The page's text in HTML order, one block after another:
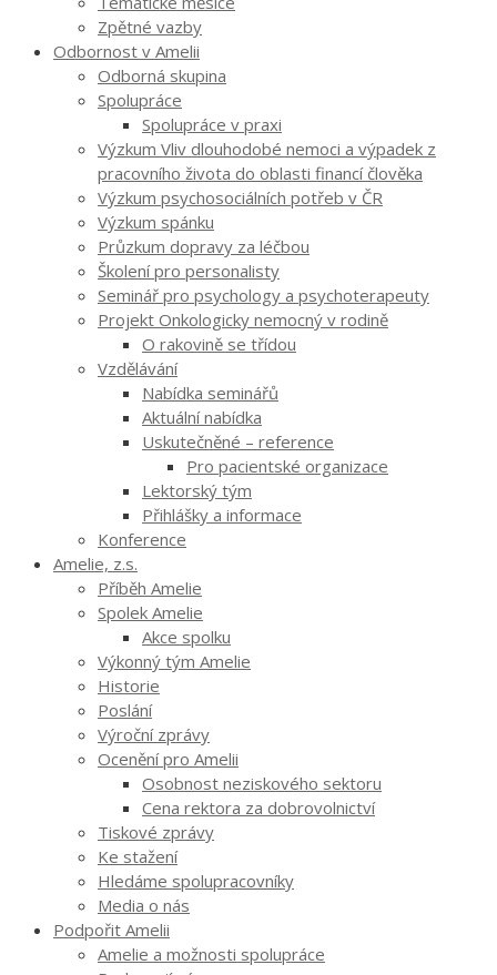
Zpětné vazby
Odbornost v Amelii
Odborná skupina
Spolupráce
Spolupráce v praxi
Výzkum Vliv dlouhodobé nemoci a výpadek z
pracovního života do oblasti financí člověka
Výzkum psychosociálních potřeb v ČR
Výzkum spánku
Průzkum dopravy za léčbou
Školení pro personalisty
Seminář pro psychology a psychoterapeuty
Projekt Onkologicky nemocný v rodině
O rakovině se třídou
Vzdělávání
Nabídka seminářů
Aktuální nabídka
Uskutečněné – reference
Pro pacientské organizace
Lektorský tým
Přihlášky a informace
Konference
Amelie, z.s.
Příběh Amelie
Spolek Amelie
Akce spolku
Výkonný tým Amelie
Historie
Poslání
Výroční zprávy
Ocenění pro Amelii
Osobnost neziskového sektoru
Cena rektora za dobrovolnictví
Tiskové zprávy
Ke stažení
Hledáme spolupracovníky
Media o nás
Podpořit Amelii
Amelie a možnosti spolupráce